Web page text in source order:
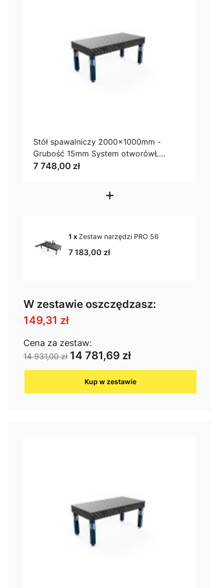
Stół spawalniczy 2000x1000mm -
Grubość 15mm System otworówŁ
Diagonalny
7 748,00 zł
+
1 xZestaw narzędzi PRO 56
7 183,00 zł
W zestawie oszczędzasz:
149,31 zł
Cena za zestaw:
14 931,00 zł 14 781,69 zł
Kup w zestawie